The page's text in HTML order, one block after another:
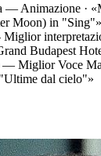
— Animazione · «
Moon) in "Sing"»
Budapest
— Miglior Voce
dal cielo"»